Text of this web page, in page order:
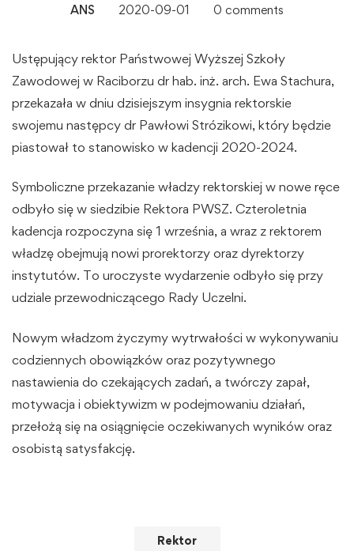
ANS 2020-09-01 0 comments
Ustępujący rektor Państwowej Wyższej Szkoły
Zawodowej w Raciborzu dr hab. inż. arch. Ewa Stachura,
przekazała w dniu dzisiejszym insygnia rektorskie
swojemu następcy dr Pawłowi Strózikowi, który będzie
piastował to stanowisko w kadencji 2020-2024.
Symboliczne przekazanie władzy rektorskiej w nowe ręce
odbyło się w siedzibie Rektora PWSZ. Czteroletnia
kadencja rozpoczyna się 1 września, a wraz z rektorem
władzę obejmują nowi prorektorzy oraz dyrektorzy
instytutów. To uroczyste wydarzenie odbyło się przy
udziale przewodniczącego Rady Uczelni.
Nowym władzom życzymy wytrwałości w wykonywaniu
codziennych obowiązków oraz pozytywnego
nastawienia do czekających zadań, a twórczy zapał,
motywacja i obiektywizm w podejmowaniu działań,
przełożą się na osiągnięcie oczekiwanych wyników oraz
osobistą satysfakcję.
Rektor